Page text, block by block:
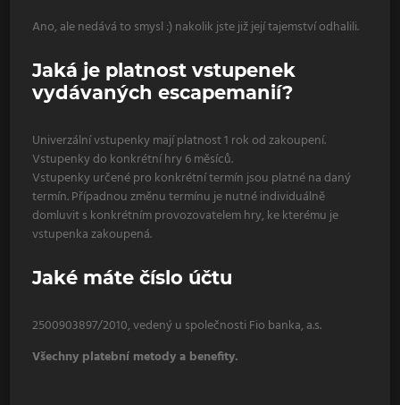
Ano, ale nedává to smysl :) nakolik jste již její tajemství odhalili.
Jaká je platnost vstupenek
vydávaných escapemanií?
Univerzální vstupenky mají platnost 1 rok od zakoupení.
Vstupenky do konkrétní hry 6 měsíců.
Vstupenky určené pro konkrétní termín jsou platné na daný
termín. Případnou změnu termínu je nutné individuálně
domluvit s konkrétním provozovatelem hry, ke kterému je
vstupenka zakoupená.
Jaké máte číslo účtu
2500903897/2010, vedený u společnosti Fio banka, a.s.
Všechny platební metody a benefity.